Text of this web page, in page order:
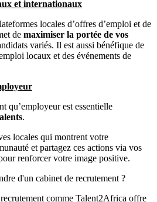
et internationaux
locales d’offres d’emploi et de
de maximiser la portée de vos
variés. Il est aussi bénéfique de
locaux et des événements de
qu’employeur est essentielle
.
locales qui montrent votre
et partagez ces actions via vos
renforcer votre image positive.
d'un cabinet de recrutement ?
comme Talent2Africa offre